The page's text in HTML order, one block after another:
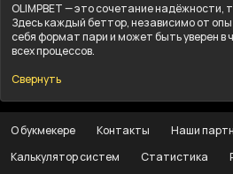
OLIMPBET — это сочетание надёжности,
Здесь каждый беттор, независимо от
себя формат пари и может быть уверен в
всех процессов.
Свернуть
О букмекере Контакты Наши
Калькулятор систем
Статистика